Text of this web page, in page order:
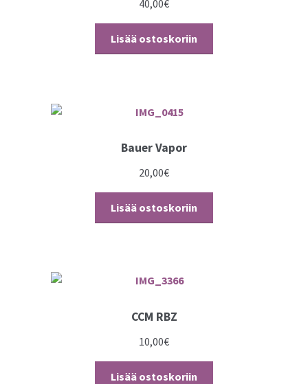
40,00€
Lisää ostoskoriin
Bauer Vapor
20,00€
Lisää ostoskoriin
CCM RBZ
10,00€
Lisää ostoskoriin